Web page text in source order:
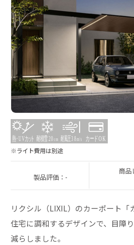
※ライト費用は別途
製品評価：-
商品
リクシル（LIXIL）のカーポート「
住宅に調和するデザインで、目障
減らしました。